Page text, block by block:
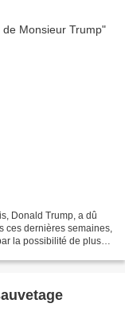
Donald Trump, a dû
ces dernières semaines,
la possibilité de plus